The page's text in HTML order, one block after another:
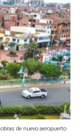
de nuevo aeropuerto